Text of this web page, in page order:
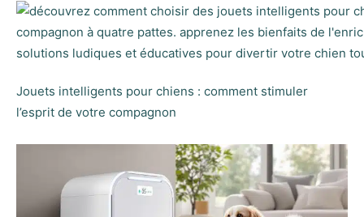
Jouets intelligents pour chiens : comment stimuler
l’esprit de votre compagnon